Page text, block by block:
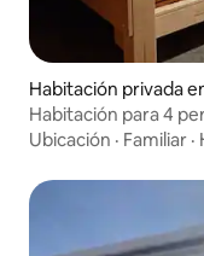
Habitación privada
Habitación para 4
con ambiente
Ubicación · Familiar ·